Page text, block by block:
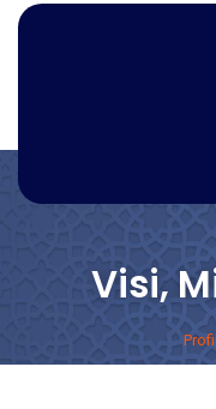
Visi,